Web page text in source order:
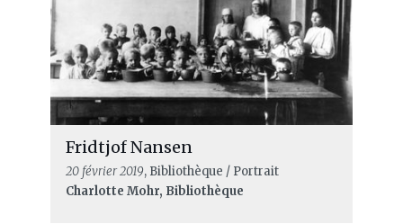
Fridtjof Nansen
20 février 2019, Bibliothèque / Portrait
Charlotte Mohr, Bibliothèque